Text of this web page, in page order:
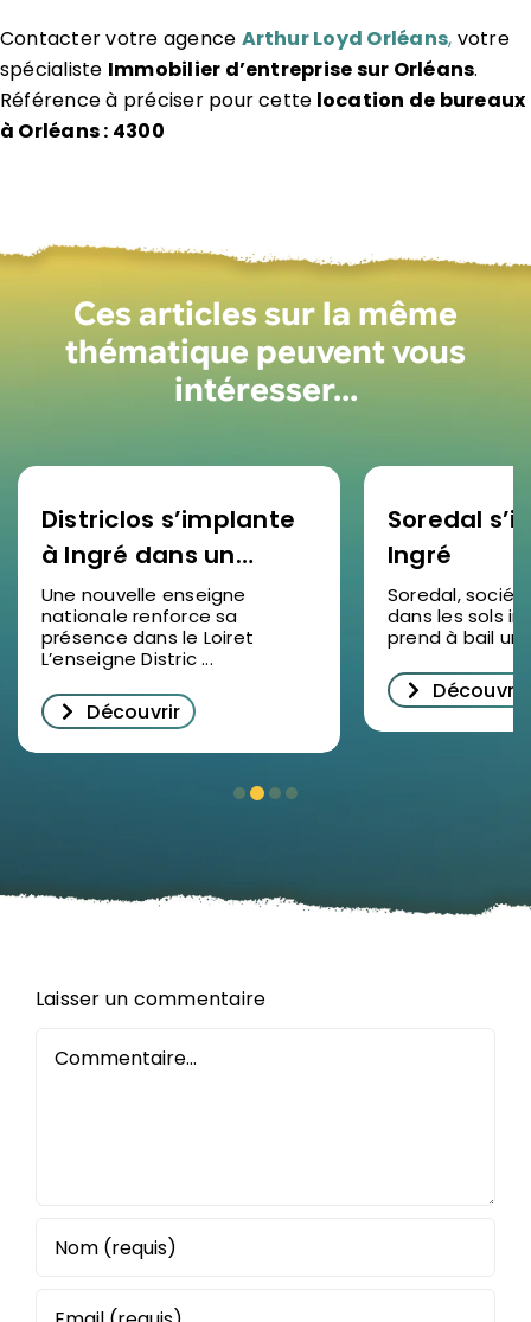
Contacter votre agence Arthur Loyd Orléans, votre
spécialiste Immobilier d’entreprise sur Orléans.
Référence à préciser pour cette location de bureaux
à Orléans : 4300
Ces articles sur la même
thématique peuvent vous
intéresser…
Districlos s’implante
à Ingré dans un
nouveau bâtiment
d’activités
Une nouvelle enseigne
nationale renforce sa
présence dans le Loiret
L’enseigne Distric ...
Découvrir
Soredal
Ingré
Soredal,
dans les sols
prend à bail un
Découvrir
Laisser un commentaire